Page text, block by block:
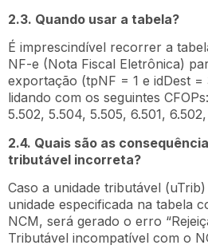
2.3. Quando usar a tabela?
É imprescindível recorrer a
NF-e (Nota Fiscal Eletrônica)
exportação (tpNF = 1 e idDest
lidando com os seguintes
5.502, 5.504, 5.505, 6.501,
2.4. Quais são as
tributável incorreta?
Caso a unidade tributável
unidade especificada na tabela
NCM, será gerado o erro
Tributável incompatível com o